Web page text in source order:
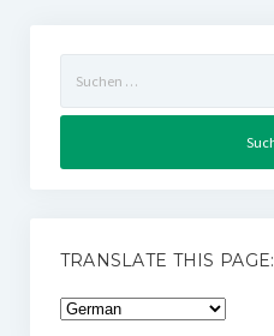
nach:
TRANSLATE THIS PAGE: